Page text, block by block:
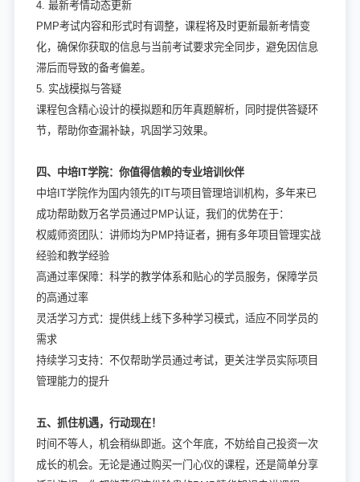
4. 最新考情动态更新
PMP考试内容和形式时有调整，课程将及时更新最新考情变
化，确保你获取的信息与当前考试要求完全同步，避免因信息
滞后而导致的备考偏差。
5. 实战模拟与答疑
课程包含精心设计的模拟题和历年真题解析，同时提供答疑环
节，帮助你查漏补缺，巩固学习效果。
四、中培IT学院：你值得信赖的专业培训伙伴
中培IT学院作为国内领先的IT与项目管理培训机构，多年来已
成功帮助数万名学员通过PMP认证，我们的优势在于：
权威师资团队：讲师均为PMP持证者，拥有多年项目管理实战
经验和教学经验
高通过率保障：科学的教学体系和贴心的学员服务，保障学员
的高通过率
灵活学习方式：提供线上线下多种学习模式，适应不同学员的
需求
持续学习支持：不仅帮助学员通过考试，更关注学员实际项目
管理能力的提升
五、抓住机遇，行动现在！
时间不等人，机会稍纵即逝。这个年底，不妨给自己投资一次
成长的机会。无论是通过购买一门心仪的课程，还是简单分享